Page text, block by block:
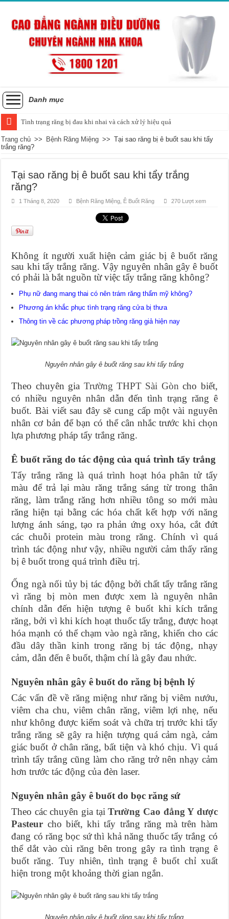
Danh mục
Tình trạng răng bị đau khi nhai và cách xử lý hiệu quả
Trang chủ >> Bệnh Răng Miệng >> Tại sao răng bị ê buốt sau khi tẩy
trắng răng?
Tại sao răng bị ê buốt sau khi tẩy trắng
răng?
1 Tháng 8, 2020 Bệnh Răng Miệng Ê Buốt Răng 270 Lượt xem
Không ít người xuất hiện cảm giác bị ê buốt răng
sau khi tẩy trắng răng. Vậy nguyên nhân gây ê buốt
có phải là bắt nguồn từ việc tẩy trắng răng không?
Phụ nữ đang mang thai có nên trám răng thẩm mỹ không?
Phương án khắc phục tình trạng răng cửa bị thưa
Thông tin về các phương pháp trồng răng giả hiện nay
Nguyên nhân gây ê buốt răng sau khi tẩy trắng
Theo chuyên gia Trường THPT Sài Gòn cho biết,
có nhiều nguyên nhân dẫn đến tình trạng răng ê
buốt. Bài viết sau đây sẽ cung cấp một vài nguyên
nhân cơ bản để bạn có thể cân nhắc trước khi chọn
lựa phương pháp tẩy trắng răng.
Ê buốt răng do tác động của quá trình tẩy trắng
Tẩy trắng răng là quá trình hoạt hóa phân tử tẩy
màu để trả lại màu răng trắng sáng từ trong thân
răng, làm trắng răng hơn nhiều tông so mới màu
răng hiện tại bằng các hóa chất kết hợp với năng
lượng ánh sáng, tạo ra phản ứng oxy hóa, cắt đứt
các chuỗi protein màu trong răng. Chính vì quá
trình tác động như vậy, nhiều người cảm thấy răng
bị ê buốt trong quá trình điều trị.
Ống ngà nối tủy bị tác động bởi chất tẩy trắng răng
vì răng bị mòn men được xem là nguyên nhân
chính dẫn đến hiện tượng ê buốt khi kích trắng
răng, bởi vì khi kích hoạt thuốc tẩy trắng, được hoạt
hóa mạnh có thể chạm vào ngà răng, khiến cho các
đầu dây thần kinh trong răng bị tác động, nhạy
cảm, dẫn đến ê buốt, thậm chí là gây đau nhức.
Nguyên nhân gây ê buốt do răng bị bệnh lý
Các vấn đề về răng miệng như răng bị viêm nướu,
viêm cha chu, viêm chân răng, viêm lợi nhẹ, nếu
như không được kiểm soát và chữa trị trước khi tẩy
trắng răng sẽ gây ra hiện tượng quá cảm ngà, cảm
giác buốt ở chân răng, bất tiện và khó chịu. Vì quá
trình tẩy trắng cũng làm cho răng trở nên nhạy cảm
hơn trước tác động của đèn laser.
Nguyên nhân gây ê buốt do bọc răng sứ
Theo các chuyên gia tạiTrường Cao đẳng Y dược
Pasteur cho biết, khi tẩy trắng răng mà trên hàm
đang có răng bọc sứ thì khả năng thuốc tẩy trắng có
thể dắt vào cùi răng bên trong gây ra tình trạng ê
buốt răng. Tuy nhiên, tình trạng ê buốt chỉ xuất
hiện trong một khoảng thời gian ngắn.
Nguyên nhân gây ê buốt răng sau khi tẩy trắng